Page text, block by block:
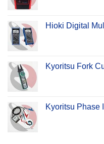
Hioki Digital
Kyoritsu Fork
Kyoritsu Phase